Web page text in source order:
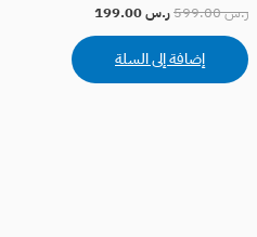
ر.س599.00 ر.س
إضافة إلى السلة